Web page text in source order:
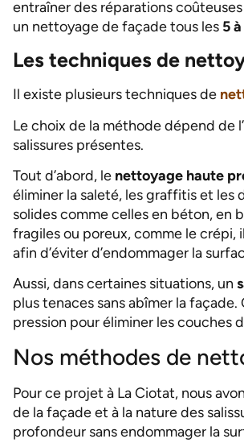
entraîner des réparations
un nettoyage de façade tous les 5
Les techniques de
Il existe plusieurs techniques de
Le choix de la méthode dépend de
salissures présentes.
Tout d’abord, le nettoyage haute
éliminer la saleté, les graffitis et
solides comme celles en béton, en
fragiles ou poreux, comme le crépi,
afin d’éviter d’endommager la
Aussi, dans certaines situations, un
plus tenaces sans abîmer la
pression pour éliminer les couches
Nos méthodes de
Pour ce projet à La Ciotat, nous
de la façade et à la nature des
profondeur sans endommager la